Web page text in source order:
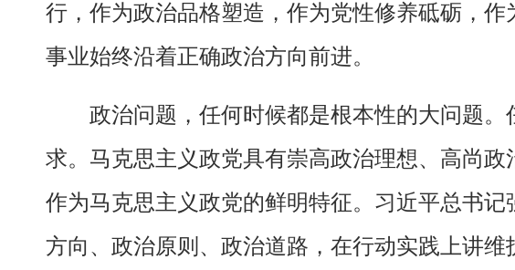
行，作为政治品格塑造，作为党性修养砥砺，
事业始终沿着正确政治方向前进。
政治问题，任何时候都是根本性的大问题
求。马克思主义政党具有崇高政治理想、高尚
作为马克思主义政党的鲜明特征。习近平总书
方向、政治原则、政治道路，在行动实践上讲